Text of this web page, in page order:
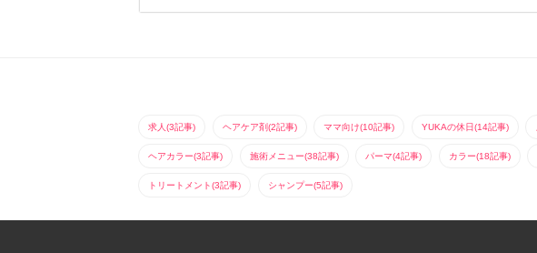
求人(3記事) ヘアケア剤(2記事) ママ向け(10記事) YUKAの休日(14記事)
ヘアカラー(3記事) 施術メニュー(38記事) パーマ(4記事) カラー(18記事)
トリートメント(3記事) シャンプー(5記事)